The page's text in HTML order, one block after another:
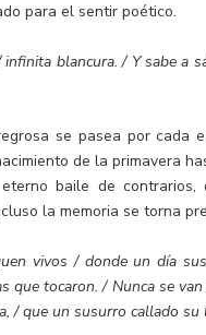
para el sentir poético.
infinita blancura. / Y sabe a
se pasea por
de la primavera
baile de
la memoria se torna
vivos / donde un día
que tocaron. / Nunca se
/ que un susurro callado su